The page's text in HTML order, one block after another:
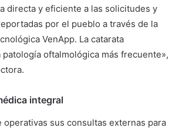
directa y eficiente a las solicitudes y
por el pueblo a través de la
VenApp. La catarata
oftalmológica más frecuente»,
integral
operativas sus consultas externas para